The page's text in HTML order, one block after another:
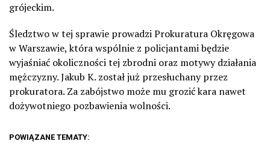
grójeckim.
Śledztwo w tej sprawie prowadzi Prokuratura Okręgowa
w Warszawie, która wspólnie z policjantami będzie
wyjaśniać okoliczności tej zbrodni oraz motywy działania
mężczyzny. Jakub K. został już przesłuchany przez
prokuratora. Za zabójstwo może mu grozić kara nawet
dożywotniego pozbawienia wolności.
POWIĄZANE TEMATY: